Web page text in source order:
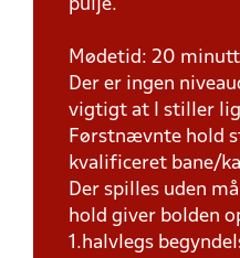
pulje.
Mødetid: 20
Der er ingen
vigtigt at I stiller
Førstnævnte hold
kvalificeret bane/
Der spilles uden
hold giver bolden
1.halvlegs